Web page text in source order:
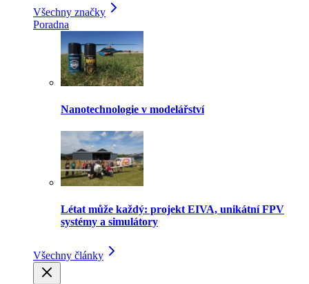
Všechny značky
Poradna
Nanotechnologie v modelářství
Létat může každý: projekt EIVA, unikátní FPV
systémy a simulátory
Všechny články